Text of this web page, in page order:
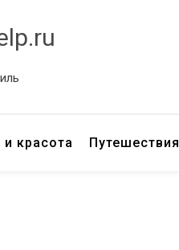
красота Путешествия